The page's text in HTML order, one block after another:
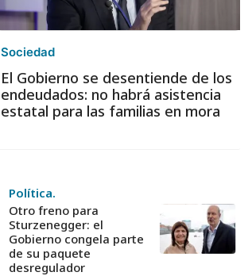
Sociedad
El Gobierno se desentiende de los
endeudados: no habrá asistencia
estatal para las familias en mora
Política.
Otro freno para
Sturzenegger: el
Gobierno congela parte
de su paquete
desregulador